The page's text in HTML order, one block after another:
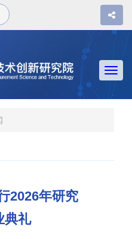
2026年研究
典礼